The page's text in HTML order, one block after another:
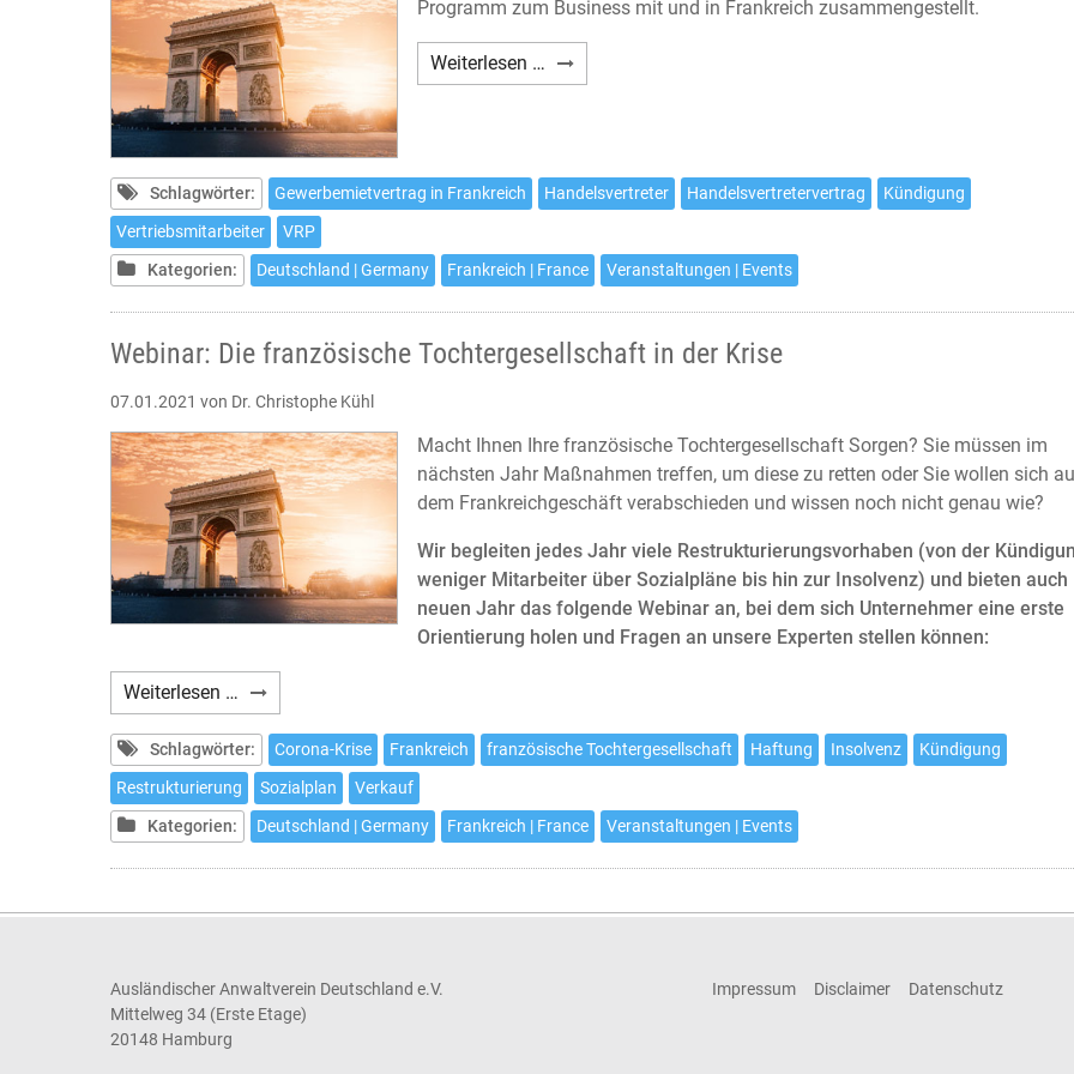
Programm zum Business mit und in Frankreich zusammengestellt.
Weiterlesen … Webinar-
Programm
Schlagwörter: Gewerbemietvertrag in Frankreich Handelsvertreter Handelsvertretervertrag
Kündigung
Vertriebsmitarbeiter
VRP
Kategorien:
Deutschland | Germany Frankreich | France Veranstaltungen | Events
Webinar: Die französische Tochtergesellschaft in der Krise
07.01.2021 von Dr. Christophe Kühl
Macht Ihnen Ihre französische Tochtergesellschaft Sorgen? Sie müssen im
nächsten Jahr Maßnahmen treffen, um diese zu retten oder Sie wollen sich
dem Frankreichgeschäft verabschieden und wissen noch nicht genau wie?
Wir begleiten jedes Jahr viele Restrukturierungsvorhaben (von der
weniger Mitarbeiter über Sozialpläne bis hin zur Insolvenz) und bieten auch
neuen Jahr das folgende Webinar an, bei dem sich Unternehmer eine erste
Orientierung holen und Fragen an unsere Experten stellen können:
Weiterlesen … Webinar:
Die
französische
Tochtergesellschaft
in
der
Krise
Schlagwörter: Corona-Krise Frankreich französische Tochtergesellschaft Haftung Insolvenz
Kündigung
Restrukturierung
Sozialplan
Verkauf
Kategorien:
Deutschland | Germany Frankreich | France Veranstaltungen | Events
Ausländischer Anwaltverein Deutschland e.V.
Mittelweg 34 (Erste Etage)
20148 Hamburg
Impressum Disclaimer Datenschutz